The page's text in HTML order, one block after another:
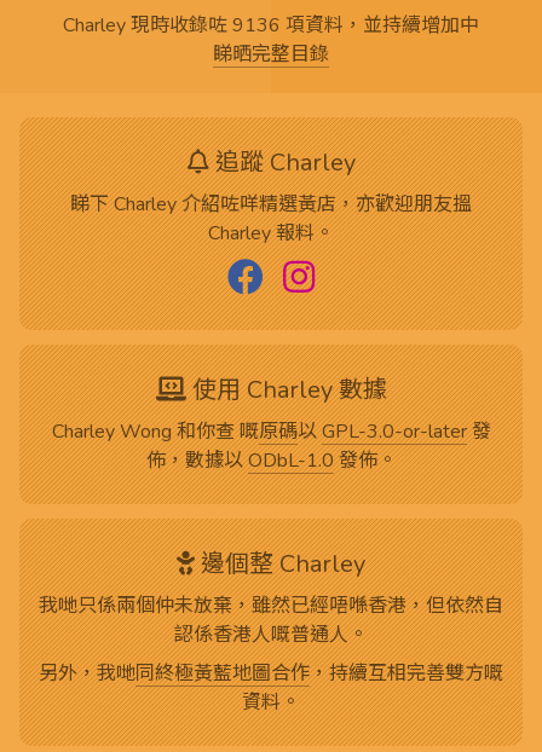
Charley 現時收錄咗 9136 項資料，並持續增加中
睇晒完整目錄
追蹤 Charley
睇下 Charley 介紹咗咩精選黃店，亦歡迎朋友搵
Charley 報料。
使用 Charley 數據
Charley Wong 和你查 嘅原碼以GPL-3.0-or-later發
佈，數據以ODbL-1.0發佈。
邊個整 Charley
我哋只係兩個仲未放棄，雖然已經唔喺香港，但依然自
認係香港人嘅普通人。
另外，我哋同終極黃藍地圖合作，持續互相完善雙方嘅
資料。